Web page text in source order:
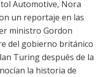
Automotive, Nora
un reportaje en las
ministro Gordon
del gobierno británico
Turing después de la
la historia de